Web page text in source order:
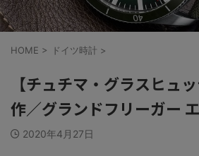
HOME > ドイツ時計 >
【チュチマ・グラスヒュ
作／グランドフリーガー
2020年4月27日